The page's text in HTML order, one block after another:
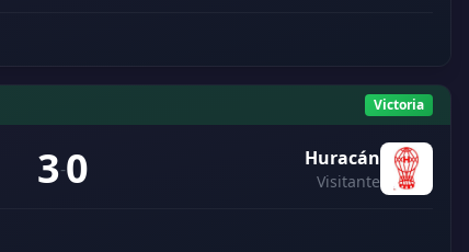
Victoria
3-0 Huracán
Visitante